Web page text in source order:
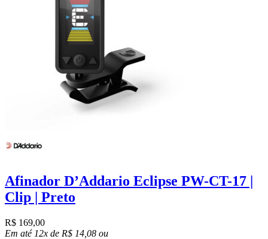
Afinador D’Addario Eclipse PW-CT-17 |
Clip | Preto
R$ 169,00
Em até 12x de R$ 14,08 ou